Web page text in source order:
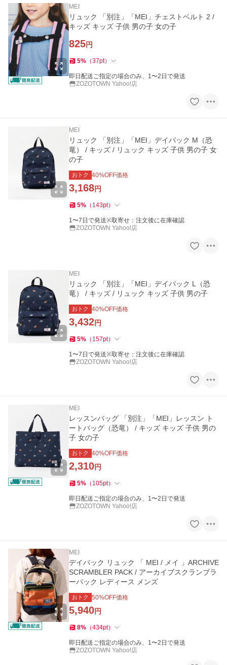
MEI
リュック 「別注」「MEI」チェストベルト 2 /
キッズ キッズ 子供 男の子 女の子
825円
5% （37pt）
即日配送ご指定の場合のみ、1〜2日で発送
ZOZOTOWN Yahoo!店
MEI
リュック 「別注」「MEI」デイパック M（恐
竜） / キッズ / リュック キッズ 子供 男の子 女
の子
おトク 40%OFF価格
3,168円
5% （ 143pt）
1〜7日で発送※取寄せ：注文後に在庫確認
ZOZOTOWN Yahoo!店
MEI
リュック 「別注」「MEI」デイパック L（恐
竜） / キッズ / リュック キッズ 子供 男の子
おトク 40%OFF価格
3,432円
5% （ 157pt）
1〜7日で発送※取寄せ：注文後に在庫確認
ZOZOTOWN Yahoo!店
MEI
レッスンバッグ 「別注」「MEI」レッスン ト
ートバッグ（恐竜） / キッズ キッズ 子供 男の
子 女の子
おトク 40%OFF価格
2,310円
5% （ 105pt）
即日配送ご指定の場合のみ、1〜2日で発送
ZOZOTOWN Yahoo!店
MEI
デイバック リュック 「 MEI / メイ 」ARCHIVE
SCRAMBLER PACK / アーカイブスクランブラ
ーパック レディース メンズ
おトク 50%OFF価格
5,940円
8% （434pt）
即日配送ご指定の場合のみ、1〜2日で発送
ZOZOTOWN Yahoo!店